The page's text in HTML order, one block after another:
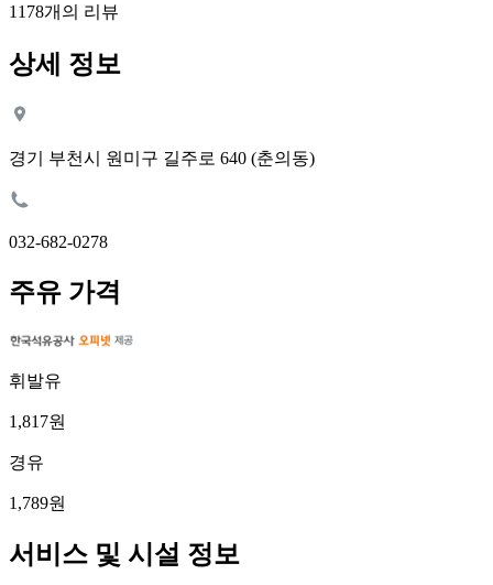
1178개의 리뷰
상세 정보
경기 부천시 원미구 길주로 640 (춘의동)
032-682-0278
주유 가격
휘발유
1,817원
경유
1,789원
서비스 및 시설 정보